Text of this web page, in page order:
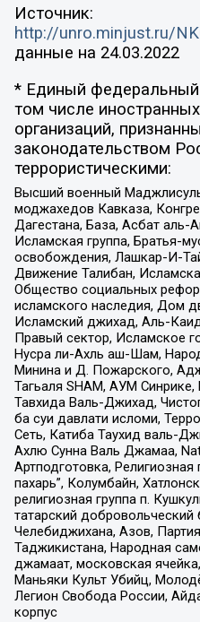
Источник:
http://unro.minjust.ru/
данные на 24.03.2022
* Единый федеральный
том числе
организаций,
законодательством
террористическими:
Высший военный
моджахедов Кавказа,
Дагестана, База, Асбат аль-
Исламская группа, Братья-
освобождения, Лашкар-И-
Движение Талибан,
Общество социальных
исламского наследия, Дом
Исламский джихад, Аль-
Правый сектор, Исламское
Нусра ли-Ахль аш-Шам,
Минина и Д. Пожарского,
Тагьаля SHAM, АУМ
Тавхида Валь-Джихад,
ба суи давлати исломи,
Сеть, Катиба Таухид валь-
Ахлю Сунна Валь Джамаа,
Артподготовка,
пахарь”, Колумбайн,
религиозная группа п.
татарский
Челебиджихана, Азов,
Таджикистана, Народная
джамаат, московская
Маньяки Культ Убийц,
Легион Свобода России,
корпус